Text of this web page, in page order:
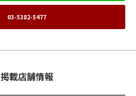
03-5382-5477
掲載店舗情報